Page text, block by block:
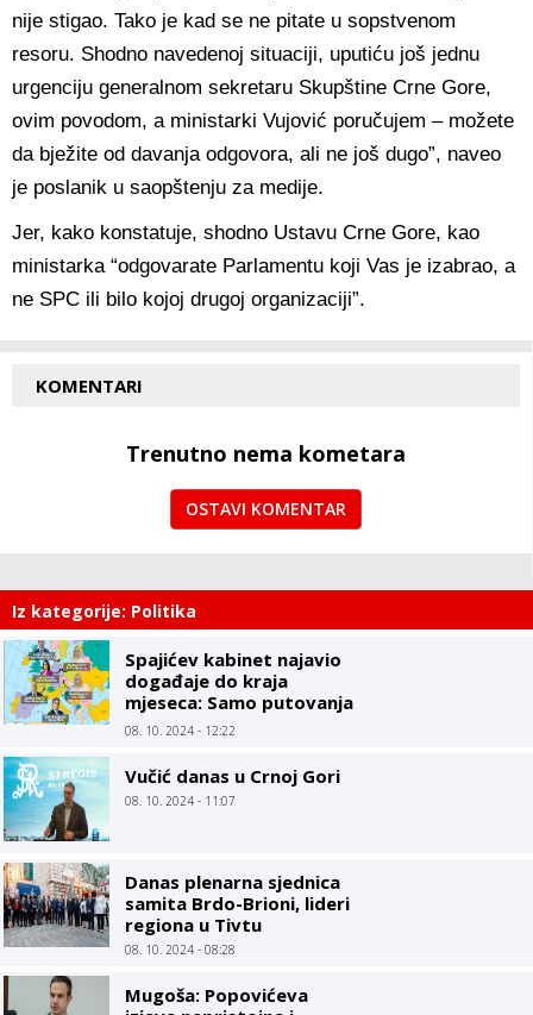
nije stigao. Tako je kad se ne pitate u sopstvenom
resoru. Shodno navedenoj situaciji, uputiću još jednu
urgenciju generalnom sekretaru Skupštine Crne Gore,
ovim povodom, a ministarki Vujović poručujem – možete
da bježite od davanja odgovora, ali ne još dugo”, naveo
je poslanik u saopštenju za medije.
Jer, kako konstatuje, shodno Ustavu Crne Gore, kao
ministarka “odgovarate Parlamentu koji Vas je izabrao, a
ne SPC ili bilo kojoj drugoj organizaciji”.
KOMENTARI
Trenutno nema kometara
OSTAVI KOMENTAR
Iz kategorije: Politika
Spajićev kabinet najavio
događaje do kraja
mjeseca: Samo putovanja
ministara, Vlada kao
08. 10. 2024 - 12:22
Vučić danas u Crnoj Gori
08. 10. 2024 - 11:07
Danas plenarna sjednica
samita Brdo-Brioni, lideri
regiona u Tivtu
08. 10. 2024 - 08:28
Mugoša: Popovićeva